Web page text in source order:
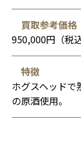
買取参考価格
950,000円（税込
特徴
ホグスヘッドで
の原酒使用。